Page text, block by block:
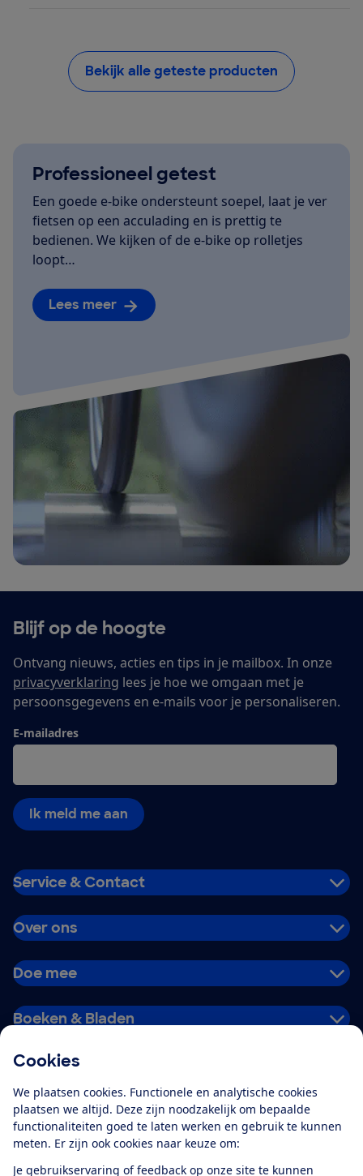
Cookies
We plaatsen cookies. Functionele en analytische cookies
plaatsen we altijd. Deze zijn noodzakelijk om bepaalde
functionaliteiten goed te laten werken en gebruik te kunnen
meten. Er zijn ook cookies naar keuze om:
Je gebruikservaring of feedback op onze site te kunnen
Bekijk alle geteste producten
Professioneel getest
Een goede e-bike ondersteunt soepel, laat je ver
fietsen op een acculading en is prettig te
bedienen. We kijken of de e-bike op rolletjes
loopt…
Lees meer
Blijf op de hoogte
Ontvang nieuws, acties en tips in je mailbox. In onze
privacyverklaring lees je hoe we omgaan met je
persoonsgegevens en e-mails voor je personaliseren.
E-mailadres
Ik meld me aan
Service & Contact
Over ons
Doe mee
Boeken & Bladen
Alles over de